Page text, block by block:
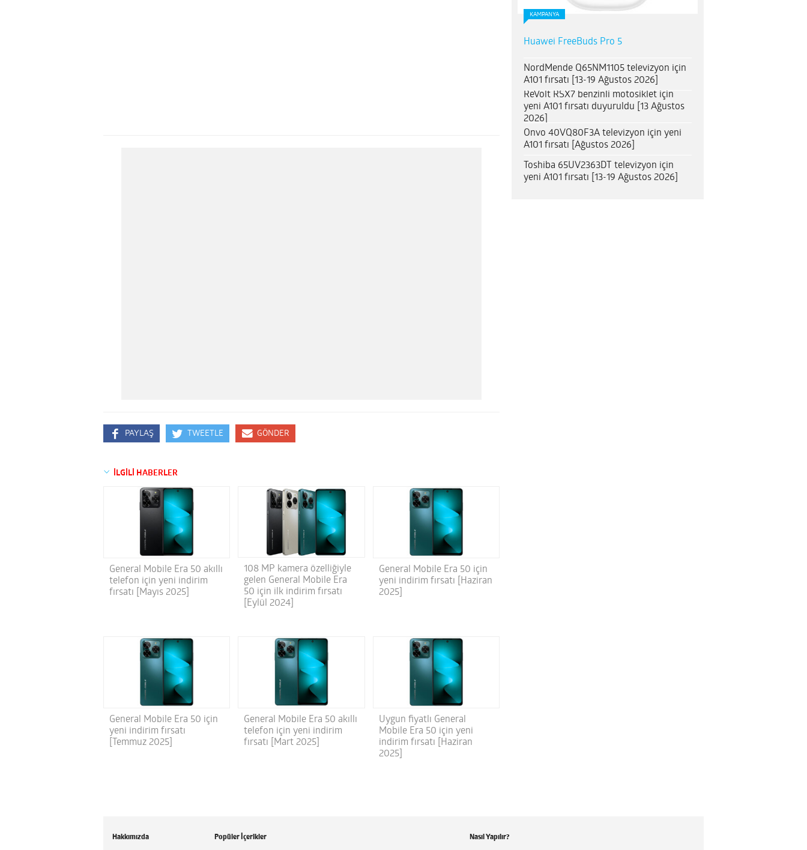
PAYLAŞ TWEETLE GÖNDER
İLGİLİ HABERLER
General Mobile Era 50 akıllı
telefon için yeni indirim
fırsatı [Mayıs 2025]
108 MP kamera özelliğiyle
gelen General Mobile Era
50 için ilk indirim fırsatı
[Eylül 2024]
General Mobile Era 50 için
yeni indirim fırsatı [Haziran
2025]
General Mobile Era 50 için
yeni indirim fırsatı
[Temmuz 2025]
General Mobile Era 50 akıllı
telefon için yeni indirim
fırsatı [Mart 2025]
Uygun fiyatlı General
Mobile Era 50 için yeni
indirim fırsatı [Haziran
2025]
KAMPANYA
Huawei FreeBuds Pro 5
NordMende Q65NM1105 televizyon için
A101 fırsatı [13-19 Ağustos 2026]
ReVolt RSX7 benzinli motosiklet için
yeni A101 fırsatı duyuruldu [13 Ağustos
2026]
Onvo 40VQ80F3A televizyon için yeni
A101 fırsatı [Ağustos 2026]
Toshiba 65UV2363DT televizyon için
yeni A101 fırsatı [13-19 Ağustos 2026]
Hakkımızda Popüler İçerikler Nasıl Yapılır?